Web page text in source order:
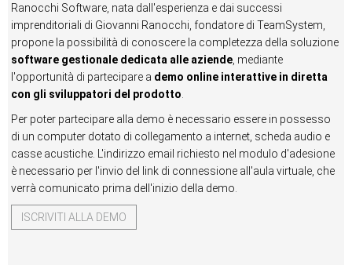
Ranocchi Software, nata dall'esperienza e dai successi
imprenditoriali di Giovanni Ranocchi, fondatore di TeamSystem,
propone la possibilità di conoscere la completezza della soluzione
software gestionale dedicata alle aziende , mediante
l'opportunità di partecipare a demo online interattive in diretta
con gli sviluppatori del prodotto
Per poter partecipare alla demo è necessario essere in possesso
di un computer dotato di collegamento a internet, scheda audio e
casse acustiche. L'indirizzo email richiesto nel modulo d'adesione
è necessario per l'invio del link di connessione all'aula virtuale, che
verrà comunicato prima dell'inizio della demo.
ISCRIVITI ALLA DEMO